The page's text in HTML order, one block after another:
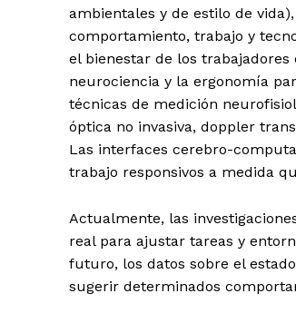
ambientales y de estilo de
comportamiento, trabajo y
el bienestar de los
neurociencia y la ergonomía
técnicas de medición
óptica no invasiva, doppler
Las interfaces cerebro-
trabajo responsivos a medida
Actualmente, las
real para ajustar tareas y
futuro, los datos sobre el
sugerir determinados